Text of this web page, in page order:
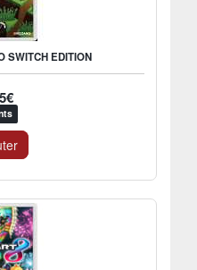
SWITCH EDITION